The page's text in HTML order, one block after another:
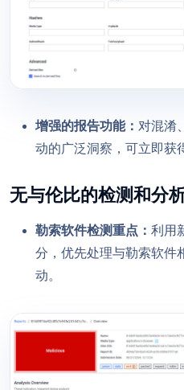
增强的报告功能： 对混淆
动的广泛洞察，可立即获
无与伦比的检测和分
勒索软件检测重点： 利用
分，优先处理与勒索软件
动。